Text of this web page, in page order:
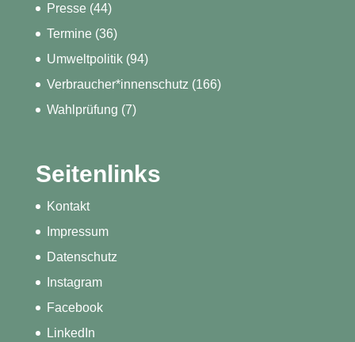
Presse(44)
Termine(36)
Umweltpolitik(94)
Verbraucher*innenschutz (166)
Wahlprüfung (7)
Seitenlinks
Kontakt
Impressum
Datenschutz
Instagram
Facebook
LinkedIn